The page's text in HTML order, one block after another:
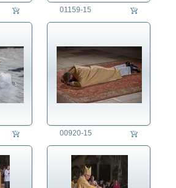
01159-15
00920-15